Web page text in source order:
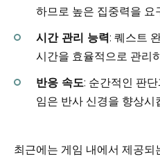
하므로 높은 집중력을 요
시간 관리 능력: 퀘스트
시간을 효율적으로 관리
반응 속도: 순간적인 판
임은 반사 신경을 향상시
최근에는 게임 내에서 제공되